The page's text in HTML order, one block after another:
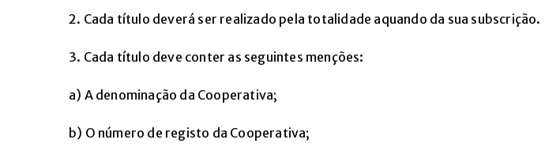
2. Cada título deverá ser realizado pela totalidade aquando da sua subscrição.
3. Cada título deve conter as seguintes menções:
a) A denominação da Cooperativa;
b) O número de registo da Cooperativa;